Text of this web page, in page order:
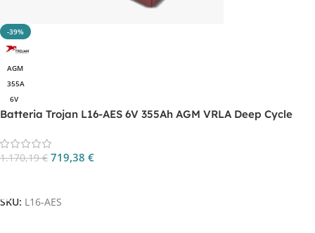
-39%
AGM
355A
6V
Batteria Trojan L16-AES 6V 355Ah AGM VRLA Deep Cycle
1.170,19€ 719,38 €
SKU: L16-AES